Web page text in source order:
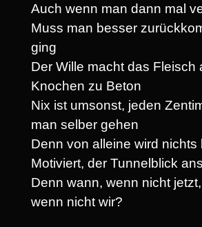
Auch wenn man dann mal
Muss man besser
ging
Der Wille macht das Fleisch
Knochen zu Beton
Nix ist umsonst, jeden
man selber gehen
Denn von alleine wird nichts
Motiviert, der Tunnelblick
Denn wann, wenn nicht
wenn nicht wir?